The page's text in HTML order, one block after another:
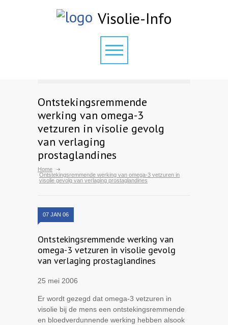
Visolie-Info
Ontstekingsremmende
werking van omega-3
vetzuren in visolie gevolg
van verlaging
prostaglandines
Home
Ontstekingsremmende werking van omega-3 vetzuren in
visolie gevolg van verlaging prostaglandines
07 JAN 06
Ontstekingsremmende werking van
omega-3 vetzuren in visolie gevolg
van verlaging prostaglandines
25 mei 2006
Er wordt gezegd dat omega-3 vetzuren in
visolie bij de mens een ontstekingsremmende
en bloedverdunnende werking hebben alsook